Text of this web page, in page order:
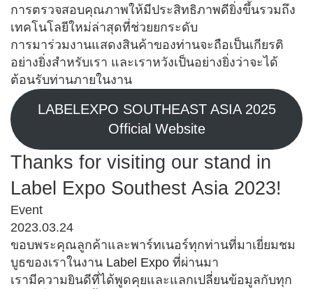
การตรวจสอบคุณภาพให้มีประสิทธิภาพดียิ่งขึ้นรวมถึง
เทคโนโลยีใหม่ล่าสุดที่ช่วยยกระดับ
การมาร่วมงานแสดงสินค้าของท่านจะถือเป็นเกียรติ
อย่างยิ่งสำหรับเรา และเราหวังเป็นอย่างยิ่งว่าจะได้
ต้อนรับท่านภายในงาน
LABELEXPO SOUTHEAST ASIA 2025
Official Website
Thanks for visiting our stand in
Label Expo Southest Asia 2023!
Event
2023.03.24
ขอบพระคุณลูกค้าและพาร์ทเนอร์ทุกท่านที่มาเยี่ยมชม
บูธของเราในงาน Label Expoที่ผ่านมา
เรามีความยินดีที่ได้พูดคุยและแลกเปลี่ยนข้อมูลกับทุก